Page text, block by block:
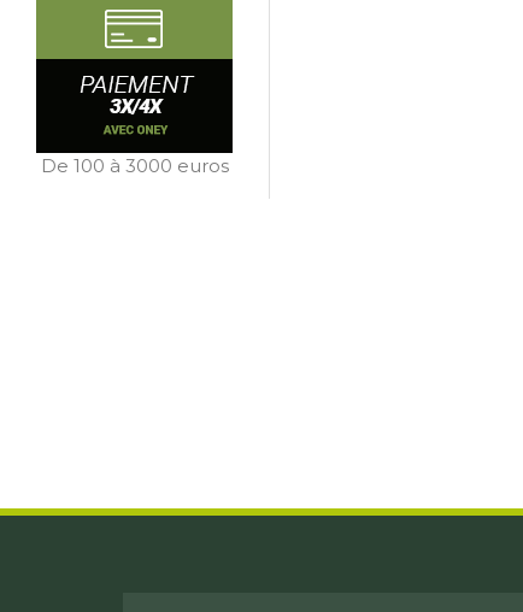
De 100 à 3000 euros